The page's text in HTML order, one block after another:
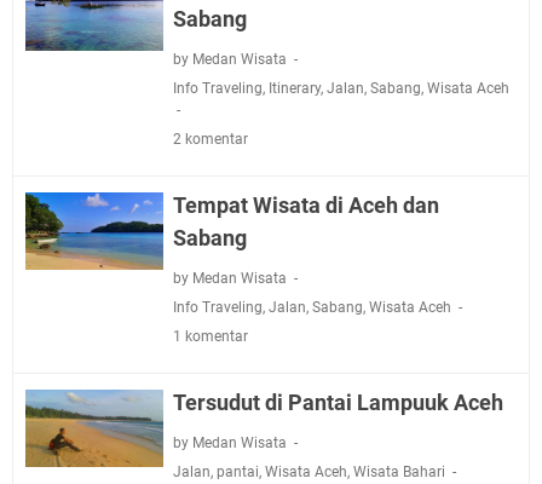
Sabang
by Medan Wisata
Info Traveling, Itinerary, Jalan, Sabang, Wisata Aceh
2 komentar
Tempat Wisata di Aceh dan
Sabang
by Medan Wisata
Info Traveling, Jalan, Sabang, Wisata Aceh
1 komentar
Tersudut di Pantai Lampuuk Aceh
by Medan Wisata
Jalan, pantai, Wisata Aceh, Wisata Bahari